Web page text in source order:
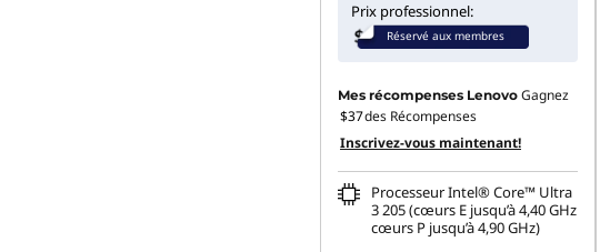
Prix professionnel:
Réservé aux membres
Mes récompenses Lenovo Gagnez
$37des Récompenses
Inscrivez-vous maintenant!
Processeur Intel® Core™ Ultra
3 205 (cœurs E jusqu’à 4,40 GHz
cœurs P jusqu’à 4,90 GHz)